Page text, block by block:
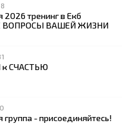
2026 тренинг в Екб
ВОПРОСЫ ВАШЕЙ ЖИЗНИ
СЧАСТЬЮ
группа - присоединяйтесь!